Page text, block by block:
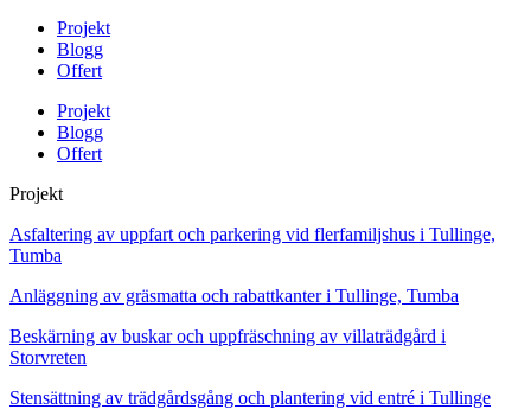
Projekt
Blogg
Offert
Projekt
Blogg
Offert
Projekt
Asfaltering av uppfart och parkering vid flerfamiljshus i Tullinge,
Tumba
Anläggning av gräsmatta och rabattkanter i Tullinge, Tumba
Beskärning av buskar och uppfräschning av villaträdgård i
Storvreten
Stensättning av trädgårdsgång och plantering vid entré i Tullinge